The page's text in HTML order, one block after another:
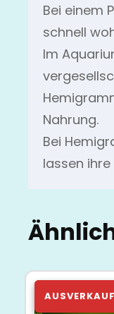
Bei einem
schnell
Im
Nahrung.
Bei
lassen